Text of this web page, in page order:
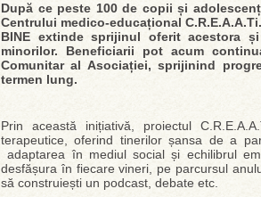
După ce peste 100 de copii și
Centrului medico-educațional
BINE extinde sprijinul oferit acestora
minorilor. Beneficiarii pot acum
Comunitar al Asociației, sprijinind
termen lung.
Prin această inițiativă, proiectul
terapeutice, oferind tinerilor șansa de a
adaptarea în mediul social și echilibrul
desfășura în fiecare vineri, pe parcursul
să construiești un podcast, debate etc.